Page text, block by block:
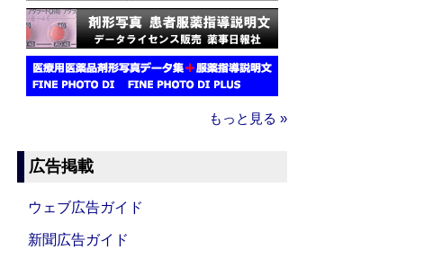
もっと見る »
広告掲載
ウェブ広告ガイド
新聞広告ガイド